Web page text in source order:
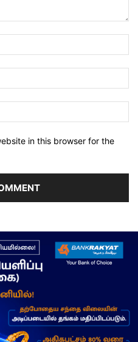
in this browser for the